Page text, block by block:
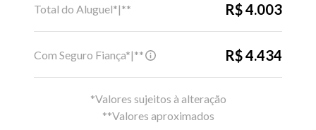
Total do Aluguel*|**
R$ 4.003
Com Seguro Fiança*|** R$ 4.434
*Valores sujeitos à alteração
**Valores aproximados